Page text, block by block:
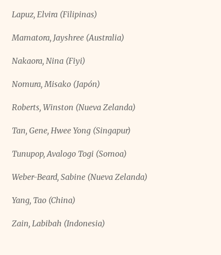
Lapuz, Elvira (Filipinas)
Mamatora, Jayshree (Australia)
Nakaora, Nina (Fiyi)
Nomura, Misako (Japón)
Roberts, Winston (Nueva Zelanda)
Tan, Gene, Hwee Yong (Singapur)
Tunupop, Avalogo Togi (Somoa)
Weber-Beard, Sabine (Nueva Zelanda)
Yang, Tao (China)
Zain, Labibah (Indonesia)